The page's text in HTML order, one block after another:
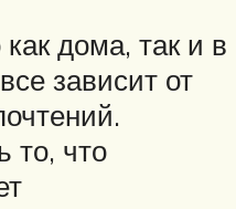
дома, так и в
зависит от
то, что